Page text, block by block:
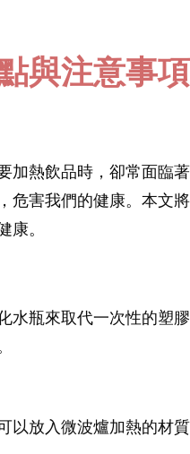
與注意事項
熱飲品時，卻常面臨
害我們的健康。本文
康。
瓶來取代一次性的塑
放入微波爐加熱的材質